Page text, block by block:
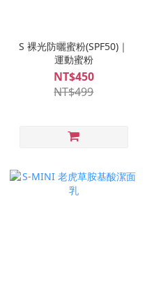
S 裸光防曬蜜粉(SPF50)｜
運動蜜粉
NT$450
NT$499